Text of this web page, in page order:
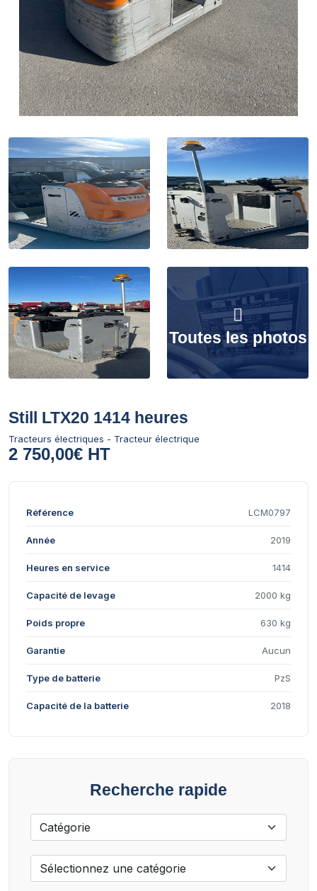
Toutes les photos
Still LTX20 1414 heures
Tracteurs électriques - Tracteur électrique
2 750,00€ HT
Référence LCM0797
Année 2019
Heures en service 1414
Capacité de levage 2000 kg
Poids propre 630 kg
Garantie Aucun
Type de batterie PzS
Capacité de la batterie 2018
Recherche rapide